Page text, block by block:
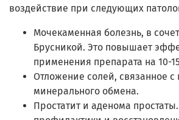
воздействие при следующих
Мочекаменная болезнь, в
Брусникой. Это повышает
применения препарата на 10-
Отложение солей, связанное
минерального обмена.
Простатит и аденома